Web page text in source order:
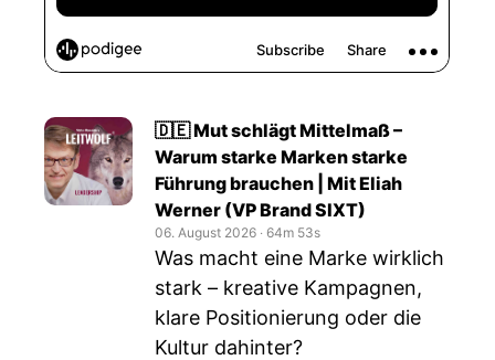
🇩🇪 Mut schlägt Mittelmaß –
Warum starke Marken starke
Führung brauchen | Mit Eliah
Werner (VP Brand SIXT)
06. August 2026 ‧ 64m 53s
Was macht eine Marke wirklich
stark – kreative Kampagnen,
klare Positionierung oder die
Kultur dahinter?